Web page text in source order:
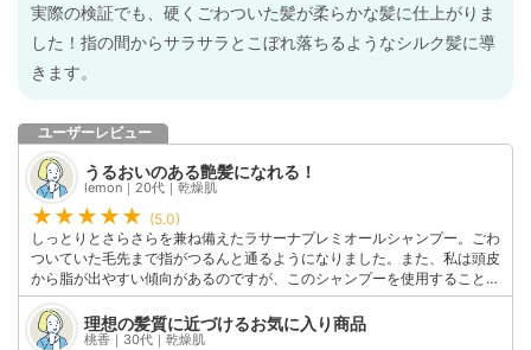
実際の検証でも、硬くごわついた髪が柔らかな髪に仕上がりま
した！指の間からサラサラとこぼれ落ちるようなシルク髪に導
きます。
ユーザーレビュー
うるおいのある艶髪になれる！
lemon｜20代｜乾燥肌
(5.0)
しっとりとさらさらを兼ね備えたラサーナプレミオールシャンプー。ごわ
ついていた毛先まで指がつるんと通るようになりました。また、私は頭皮
から脂が出やすい傾向があるのですが、このシャンプーを使用することで
脂の出る量が減ったような感じ。泡立ちもよく香りも魅力的でとてもお気
に入りの商品です。
このユーザーの他の口コミを見る
理想の髪質に近づけるお気に入り商品
桃香｜30代｜乾燥肌